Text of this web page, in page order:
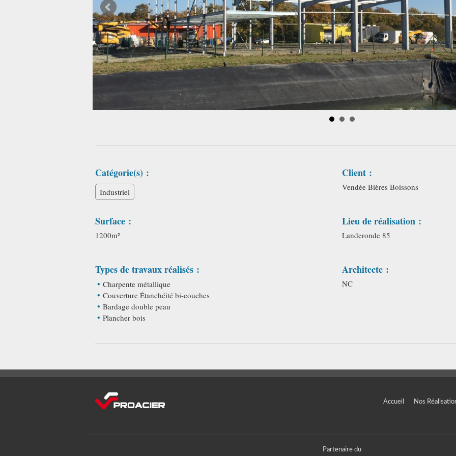
Catégorie(s) :
Industriel
Client :
Vendée Bières Boissons
Surface :
1200m²
Lieu de réalisation :
Landeronde 85
Types de travaux réalisés :
Charpente métallique
Couverture Étanchéité bi-couches
Bardage double peau
Plancher bois
Architecte :
NC
Accueil Nos
Partenaire du